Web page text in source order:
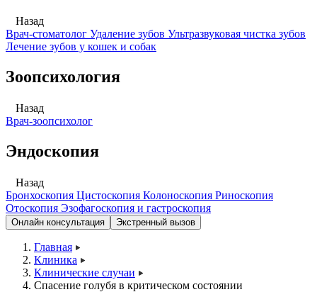
Назад
Врач-стоматолог Удаление зубов Ультразвуковая чистка зубов
Лечение зубов у кошек и собак
Зоопсихология
Назад
Врач-зоопсихолог
Эндоскопия
Назад
Бронхоскопия Цистоскопия Колоноскопия Риноскопия
Отоскопия Эзофагоскопия и гастроскопия
Онлайн консультация Экстренный вызов
Главная
Клиника
Клинические случаи
Спасение голубя в критическом состоянии